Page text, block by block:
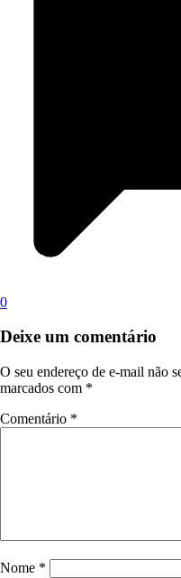
0
Deixe um comentário
O seu endereço de e-mail não
marcados com *
Comentário *
Nome *